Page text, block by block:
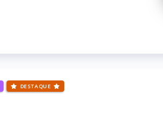
DESTAQUE